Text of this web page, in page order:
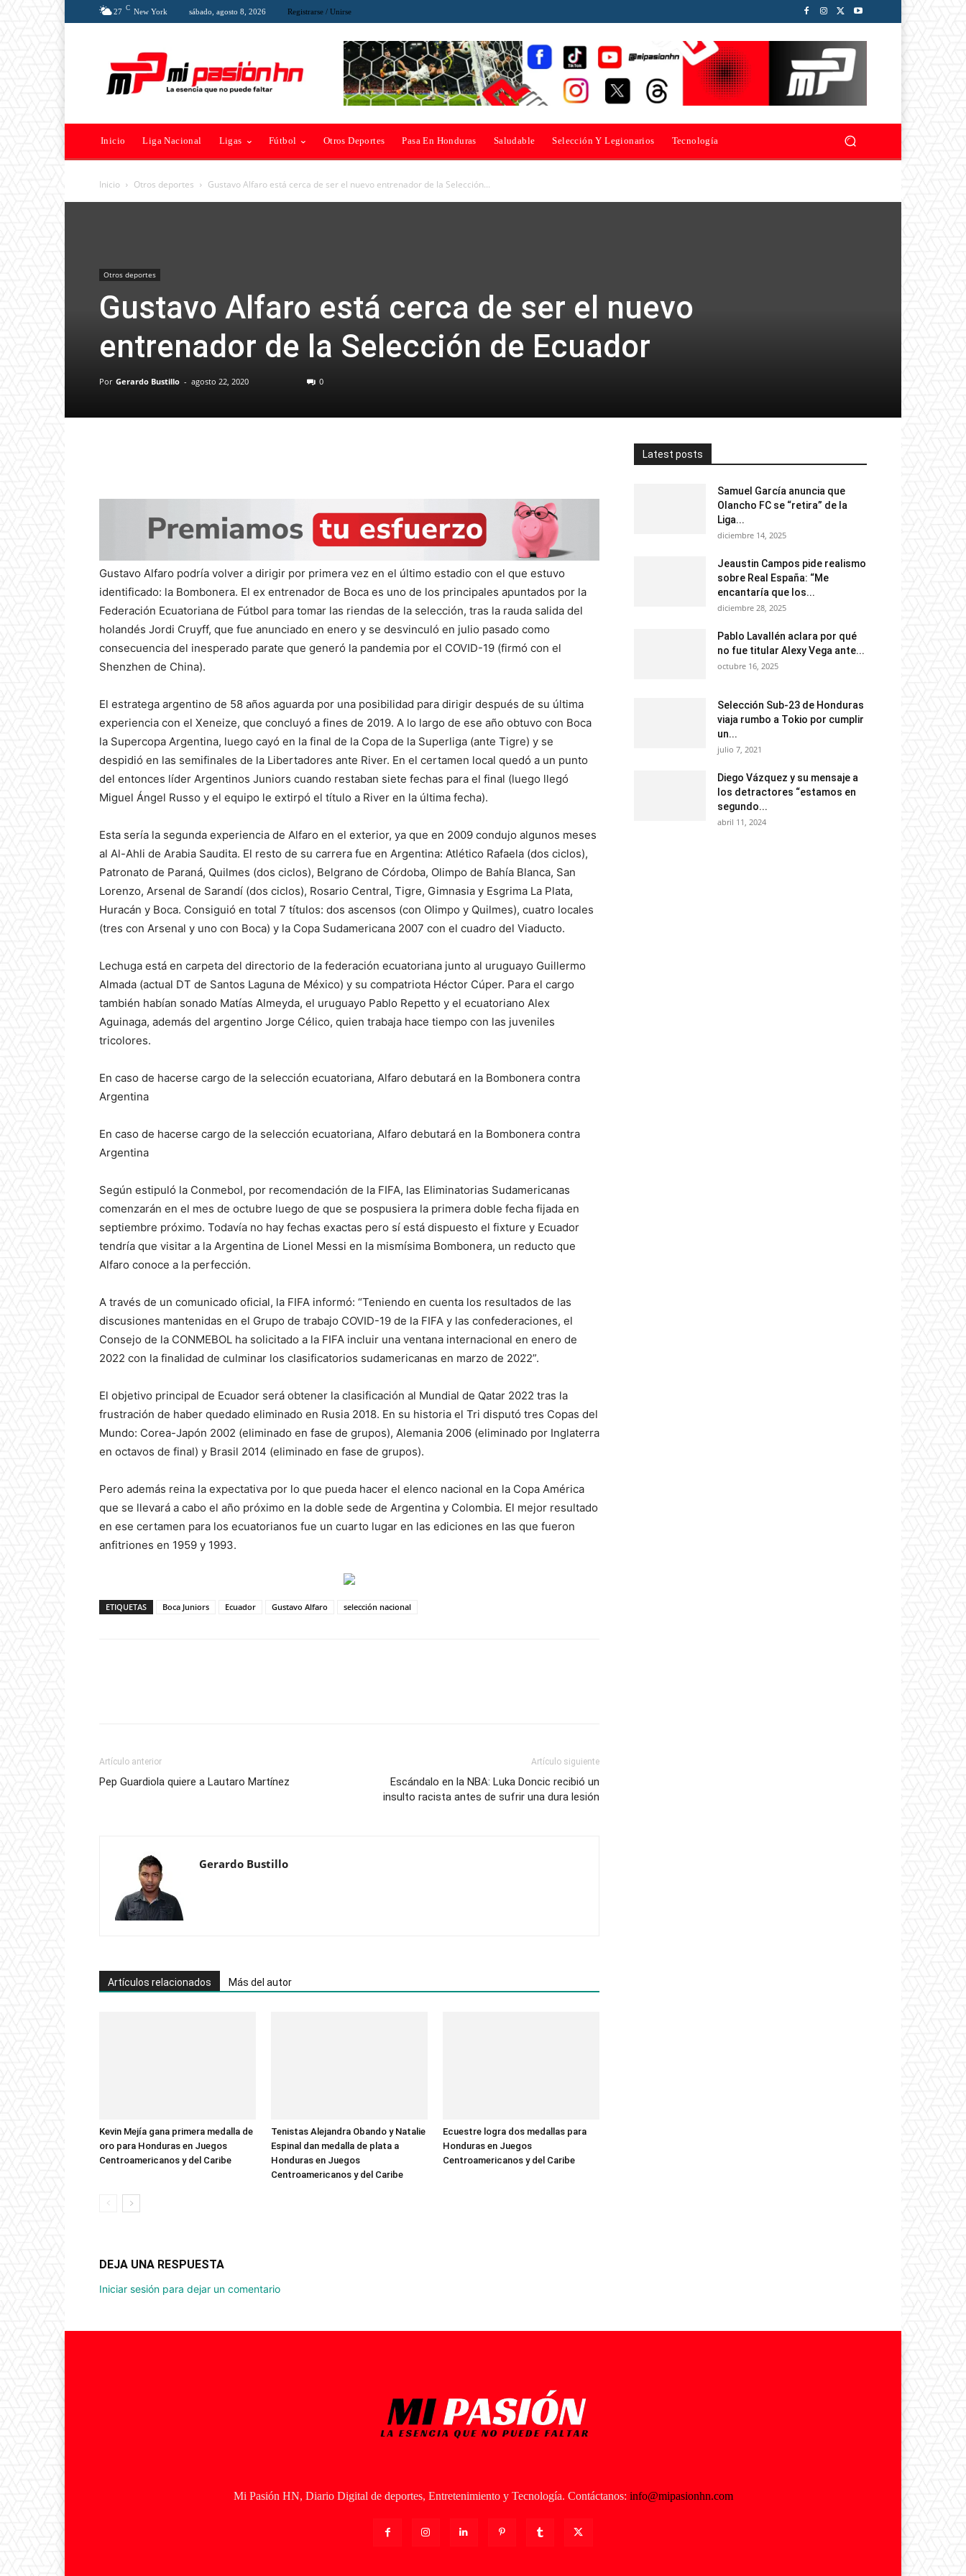
27 C New York sábado, agosto 8, 2026 Registrarse / Unirse
Inicio Liga Nacional Ligas Fútbol Otros Deportes Pasa En Honduras Saludable Selección Y Legionarios Tecnología
Inicio Otros deportes Gustavo Alfaro está cerca de ser el nuevo entrenador de la Selección...
Otros deportes
Gustavo Alfaro está cerca de ser el nuevo
entrenador de la Selección de Ecuador
Por Gerardo Bustillo - agosto 22, 2020 0
Gustavo Alfaro podría volver a dirigir por primera vez en el último estadio con el que estuvo
identificado: la Bombonera. El ex entrenador de Boca es uno de los principales apuntados por la
Federación Ecuatoriana de Fútbol para tomar las riendas de la selección, tras la rauda salida del
holandés Jordi Cruyff, que fue anunciado en enero y se desvinculó en julio pasado como
consecuencia del inesperado parate que generó la pandemia por el COVID-19 (firmó con el
Shenzhen de China).
El estratega argentino de 58 años aguarda por una posibilidad para dirigir después de su última
experiencia con el Xeneize, que concluyó a fines de 2019. A lo largo de ese año obtuvo con Boca
la Supercopa Argentina, luego cayó en la final de la Copa de la Superliga (ante Tigre) y se
despidió en las semifinales de la Libertadores ante River. En el certamen local quedó a un punto
del entonces líder Argentinos Juniors cuando restaban siete fechas para el final (luego llegó
Miguel Ángel Russo y el equipo le extirpó el título a River en la última fecha).
Esta sería la segunda experiencia de Alfaro en el exterior, ya que en 2009 condujo algunos meses
al Al-Ahli de Arabia Saudita. El resto de su carrera fue en Argentina: Atlético Rafaela (dos ciclos),
Patronato de Paraná, Quilmes (dos ciclos), Belgrano de Córdoba, Olimpo de Bahía Blanca, San
Lorenzo, Arsenal de Sarandí (dos ciclos), Rosario Central, Tigre, Gimnasia y Esgrima La Plata,
Huracán y Boca. Consiguió en total 7 títulos: dos ascensos (con Olimpo y Quilmes), cuatro locales
(tres con Arsenal y uno con Boca) y la Copa Sudamericana 2007 con el cuadro del Viaducto.
Lechuga está en carpeta del directorio de la federación ecuatoriana junto al uruguayo Guillermo
Almada (actual DT de Santos Laguna de México) y su compatriota Héctor Cúper. Para el cargo
también habían sonado Matías Almeyda, el uruguayo Pablo Repetto y el ecuatoriano Alex
Aguinaga, además del argentino Jorge Célico, quien trabaja hace tiempo con las juveniles
tricolores.
En caso de hacerse cargo de la selección ecuatoriana, Alfaro debutará en la Bombonera contra
Argentina
En caso de hacerse cargo de la selección ecuatoriana, Alfaro debutará en la Bombonera contra
Argentina
Según estipuló la Conmebol, por recomendación de la FIFA, las Eliminatorias Sudamericanas
comenzarán en el mes de octubre luego de que se pospusiera la primera doble fecha fijada en
septiembre próximo. Todavía no hay fechas exactas pero sí está dispuesto el fixture y Ecuador
tendría que visitar a la Argentina de Lionel Messi en la mismísima Bombonera, un reducto que
Alfaro conoce a la perfección.
A través de un comunicado oficial, la FIFA informó: “Teniendo en cuenta los resultados de las
discusiones mantenidas en el Grupo de trabajo COVID-19 de la FIFA y las confederaciones, el
Consejo de la CONMEBOL ha solicitado a la FIFA incluir una ventana internacional en enero de
2022 con la finalidad de culminar los clasificatorios sudamericanas en marzo de 2022”.
El objetivo principal de Ecuador será obtener la clasificación al Mundial de Qatar 2022 tras la
frustración de haber quedado eliminado en Rusia 2018. En su historia el Tri disputó tres Copas del
Mundo: Corea-Japón 2002 (eliminado en fase de grupos), Alemania 2006 (eliminado por Inglaterra
en octavos de final) y Brasil 2014 (eliminado en fase de grupos).
Pero además reina la expectativa por lo que pueda hacer el elenco nacional en la Copa América
que se llevará a cabo el año próximo en la doble sede de Argentina y Colombia. El mejor resultado
en ese certamen para los ecuatorianos fue un cuarto lugar en las ediciones en las que fueron
anfitriones en 1959 y 1993.
ETIQUETAS Boca Juniors Ecuador Gustavo Alfaro selección nacional
Artículo anterior
Pep Guardiola quiere a Lautaro Martínez
Artículo siguiente
Escándalo en la NBA: Luka Doncic recibió un
insulto racista antes de sufrir una dura lesión
Gerardo Bustillo
Artículos relacionados Más del autor
Kevin Mejía gana primera medalla de
oro para Honduras en Juegos
Centroamericanos y del Caribe
Tenistas Alejandra Obando y Natalie
Espinal dan medalla de plata a
Honduras en Juegos
Centroamericanos y del Caribe
Ecuestre logra dos medallas para
Honduras en Juegos
Centroamericanos y del Caribe
DEJA UNA RESPUESTA
Iniciar sesión para dejar un comentario
Latest posts
Samuel García anuncia que
Olancho FC se “retira” de la
Liga...
diciembre 14, 2025
Jeaustin Campos pide realismo
sobre Real España: “Me
encantaría que los...
diciembre 28, 2025
Pablo Lavallén aclara por qué
no fue titular Alexy Vega ante...
octubre 16, 2025
Selección Sub-23 de Honduras
viaja rumbo a Tokio por cumplir
un...
julio 7, 2021
Diego Vázquez y su mensaje a
los detractores “estamos en
segundo...
abril 11, 2024
Mi Pasión HN, Diario Digital de deportes, Entretenimiento y Tecnología. Contáctanos: info@mipasionhn.com